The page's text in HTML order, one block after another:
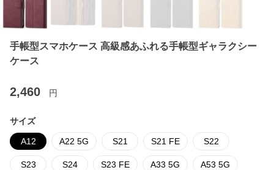
手帳型スマホケース 高級感あふれる手帳型ギャラクシー
ケース
2,460 円
サイズ
A12 A22 5G S21 S21 FE S22
S23 S24 S23 FE A33 5G A53 5G